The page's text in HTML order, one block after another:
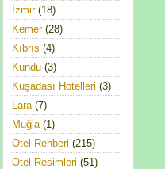
İzmir(18)
Kemer(28)
Kıbrıs (4)
Kundu (3)
Kuşadası Hotelleri (3)
Lara(7)
Muğla(1)
Otel Rehberi (215)
Otel Resimleri (51)